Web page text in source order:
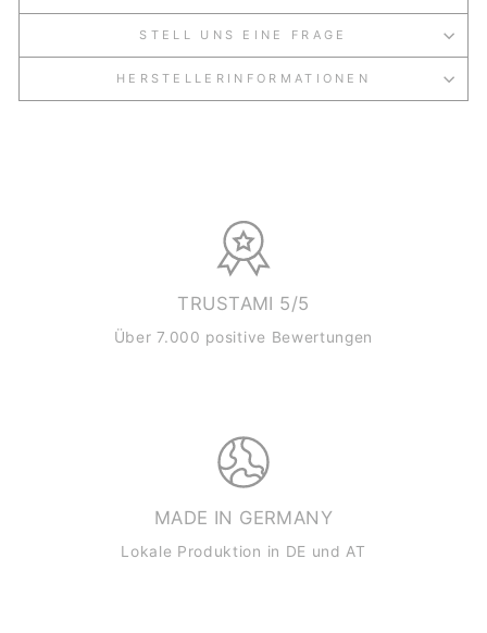
STELL UNS EINE FRAGE
HERSTELLERINFORMATIONEN
TRUSTAMI 5/5
Über 7.000 positive Bewertungen
MADE IN GERMANY
Lokale Produktion in DE und AT